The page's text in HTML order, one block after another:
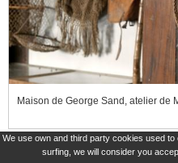
We use own and third party cookies used
surfing, we will consider you